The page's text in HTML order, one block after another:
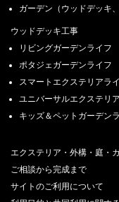
ガーデン（ウッドデッキ
ウッドデッキ工事
リビングガーデンライフ
ポタジェガーデンライフ
スマートエクステリアラ
ユニバーサルエクステリ
キッズ＆ペットガーデン
エクステリア・外構・庭・
ご相談から完成まで
サイトのご利用について